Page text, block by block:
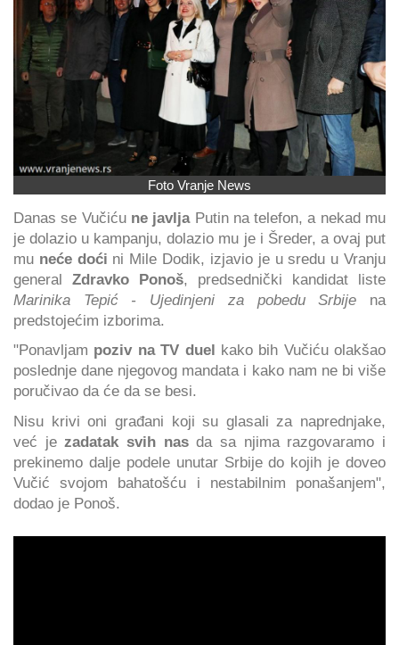
Foto Vranje News
Danas se Vučiću ne javljaPutin na telefon, a nekad mu
je dolazio u kampanju, dolazio mu je i Šreder, a ovaj put
mu neće doći ni Mile Dodik, izjavio je u sredu u Vranju
general Zdravko Ponoš, predsednički kandidat liste
Marinika Tepić - Ujedinjeni za pobedu Srbije na
predstojećim izborima.
"Ponavljam poziv na TV duel
kako bih Vučiću olakšao
poslednje dane njegovog mandata i kako nam ne bi više
poručivao da će da se besi.
Nisu krivi oni građani koji su glasali za naprednjake,
već jezadatak svih nasda sa njima razgovaramo i
prekinemo dalje podele unutar Srbije do kojih je doveo
Vučić svojom bahatošću i nestabilnim ponašanjem",
dodao je Ponoš.